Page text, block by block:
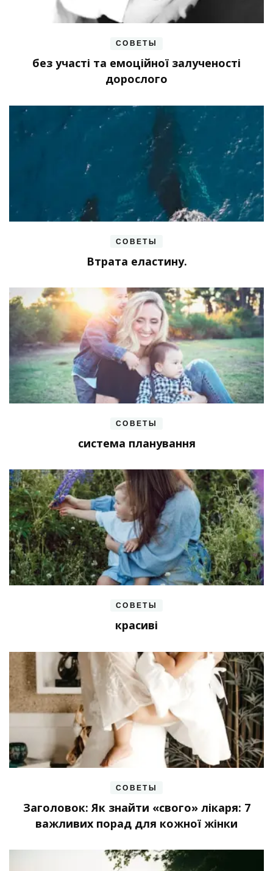
СОВЕТЫ
без участі та емоційної залученості
дорослого
СОВЕТЫ
Втрата еластину.
СОВЕТЫ
система планування
СОВЕТЫ
красиві
СОВЕТЫ
Заголовок: Як знайти «свого» лікаря: 7
важливих порад для кожної жінки